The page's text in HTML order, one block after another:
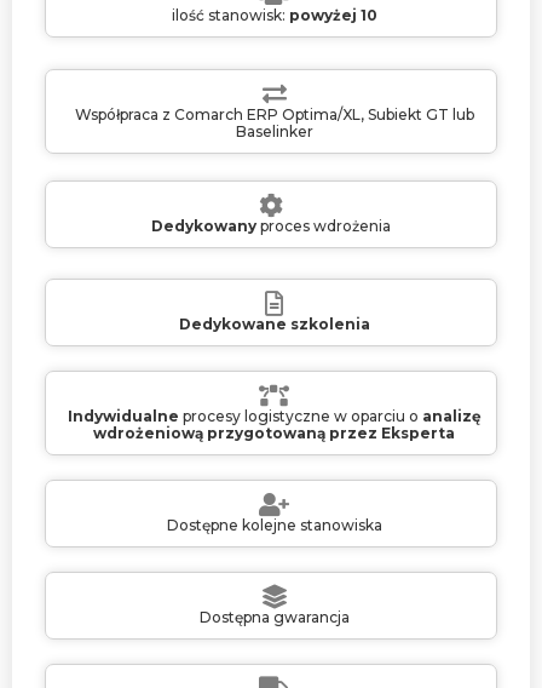
ilość stanowisk: powyżej 10
Współpraca z Comarch ERP Optima/XL, Subiekt GT lub
Baselinker
Dedykowany proces wdrożenia
Dedykowane szkolenia
Indywidualne procesy logistyczne w oparciu o analizę
wdrożeniową przygotowaną przez Eksperta
Dostępne kolejne stanowiska
Dostępna gwarancja